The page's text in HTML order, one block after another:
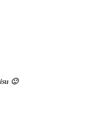
🙂